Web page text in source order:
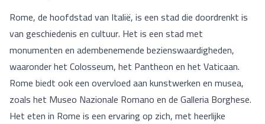
Rome, de hoofdstad van Italië, is een stad die doordrenkt is
van geschiedenis en cultuur. Het is een stad met
monumenten en adembenemende bezienswaardigheden,
waaronder het Colosseum, het Pantheon en het Vaticaan.
Rome biedt ook een overvloed aan kunstwerken en musea,
zoals het Museo Nazionale Romano en de Galleria Borghese.
Het eten in Rome is een ervaring op zich, met heerlijke